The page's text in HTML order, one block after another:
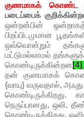
குணமாகக் கொண்ட
படைப்பைக்
ஒன்றன்பின்
பிறப்பிடமுமான
ஒவ்வொன்றும்
மட்டுமல்லாமல்
கொண்டிருக்கின்றன [4].
தன் குணமாகக்
{வாயு} வருவதால்,
கொண்டிருக்கிறது.
நெருப்பானது, ஒலி,
கொண்டிருக்கிறது.